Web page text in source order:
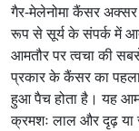
गैर-मेलेनोमा कैंसर अक्सर
रूप से सूर्य के संपर्क में
आमतौर पर त्वचा की
प्रकार के कैंसर का
हुआ पैच होता है। यह
क्रमशः लाल और दृढ़ या